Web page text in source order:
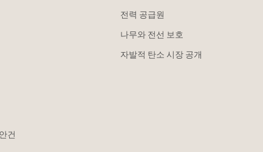
건
전력 공급원
나무와 전선 보호
자발적 탄소 시장 공개